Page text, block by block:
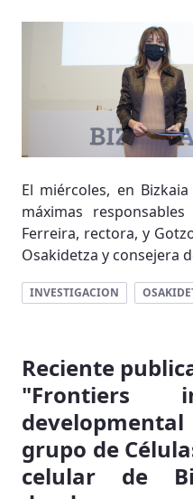
El miércoles, en
máximas
Ferreira, rectora, y
Osakidetza y consejera
INVESTIGACION
Reciente
grupo de
celular de